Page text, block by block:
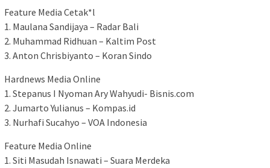
Feature Media Cetak*l
1. Maulana Sandijaya – Radar Bali
2. Muhammad Ridhuan – Kaltim Post
3. Anton Chrisbiyanto – Koran Sindo
Hardnews Media Online
1. Stepanus I Nyoman Ary Wahyudi- Bisnis.com
2. Jumarto Yulianus – Kompas.id
3. Nurhafi Sucahyo – VOA Indonesia
Feature Media Online
1. Siti Masudah Isnawati – Suara Merdeka